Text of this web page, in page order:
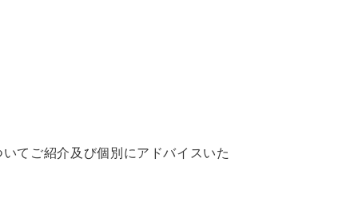
てご紹介及び個別にアドバイスいた